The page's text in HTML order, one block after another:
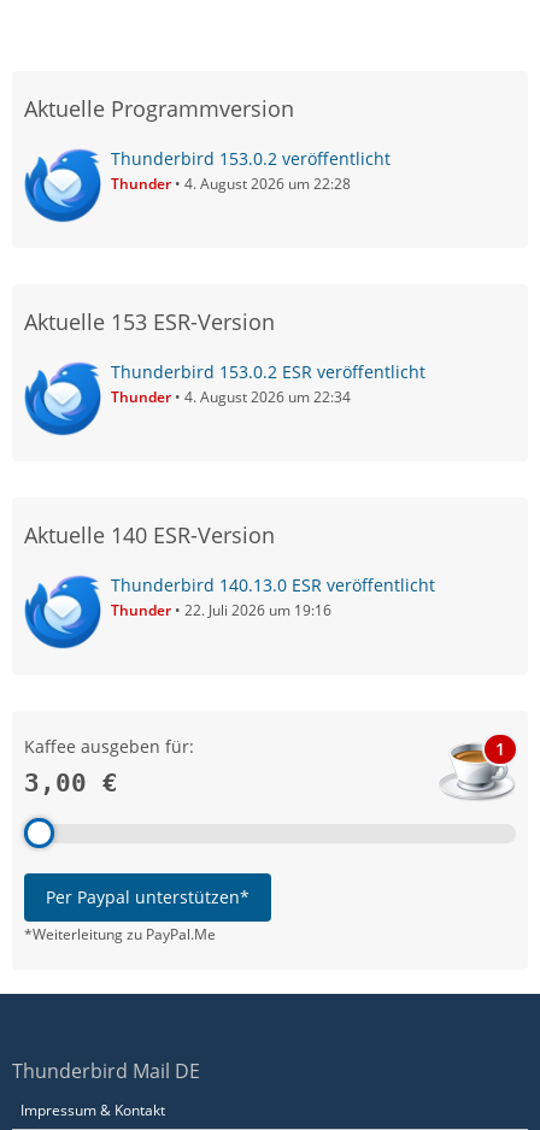
Aktuelle Programmversion
Thunderbird 153.0.2 veröffentlicht
Thunder 4. August 2026 um 22:28
Aktuelle 153 ESR-Version
Thunderbird 153.0.2 ESR veröffentlicht
Thunder 4. August 2026 um 22:34
Aktuelle 140 ESR-Version
Thunderbird 140.13.0 ESR veröffentlicht
Thunder 22. Juli 2026 um 19:16
Kaffee ausgeben für:
3,00 €
1
Per Paypal unterstützen*
*Weiterleitung zu PayPal.Me
Thunderbird Mail DE
Impressum & Kontakt